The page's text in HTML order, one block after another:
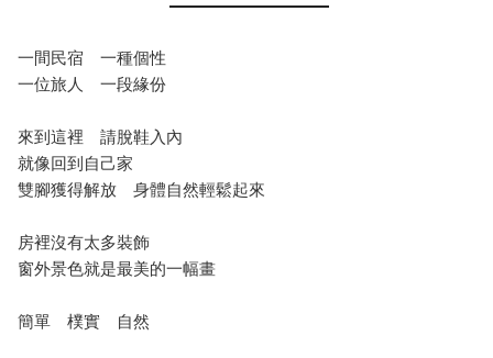
一間民宿 一種個性
一位旅人 一段緣份
來到這裡 請脫鞋入內
就像回到自己家
雙腳獲得解放 身體自然輕鬆起來
房裡沒有太多裝飾
窗外景色就是最美的一幅畫
簡單 樸實 自然